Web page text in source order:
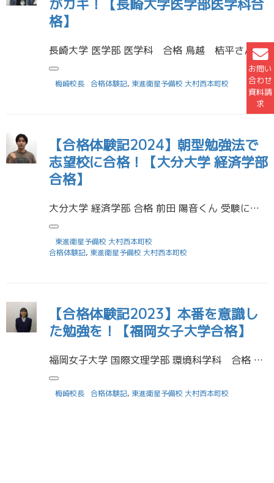
お問い
合わせ
資料請
求
格】
長崎大学 医学部 医学科 合格 鳥越 桔平さん （大村高等学校 卒業） 受験に役立った勉強法を教えてください 日々の学習に小さな目標（例えば英単語100個覚える、Caの反応を覚えるなど）を立てて取り組みました。僕自身、第 […]
梅崎校長 合格体験記, 東進衛星予備校 大村西本町校
【合格体験記2024】朝型勉強法で
志望校に合格！【大分大学 経済学部
合格】
大分大学 経済学部 合格 前田 陽音くん 受験に役立った勉強法を教えてください 夜型から朝型への切り替えは勉強以外にも良い影響があるのでやった方が良いと思います。問題を解いていてわからないとこがあったらすぐに質問するよう […]
東進衛星予備校 大村西本町校
合格体験記, 東進衛星予備校 大村西本町校
【合格体験記2023】本番を意識し
た勉強を！【福岡女子大学合格】
福岡女子大学 国際文理学部 環境科学科 合格 村垣 舞音さん （大村高等学校 卒業） 受験に役立った勉強法を教えてください 私は、英語が苦手だったので特に高速マスターに力を入れていました。単語・熟語を覚えるとかなり長文が […]
梅崎校長 合格体験記, 東進衛星予備校 大村西本町校